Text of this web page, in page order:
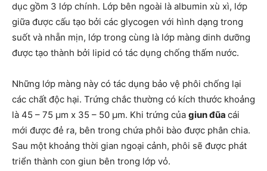
dục gồm 3 lớp chính. Lớp bên ngoài là albumin xù xì, lớp
giữa được cấu tạo bởi các glycogen với hình dạng trong
suốt và nhẵn mịn, lớp trong cùng là lớp màng dinh dưỡng
được tạo thành bởi lipid có tác dụng chống thấm nước.
Những lớp màng này có tác dụng bảo vệ phôi chống lại
các chất độc hại. Trứng chắc thường có kích thước khoảng
là 45 – 75 µm x 35 – 50 µm. Khi trứng của giun đũa cái
mới được đẻ ra, bên trong chứa phôi bào được phân chia.
Sau một khoảng thời gian ngoại cảnh, phôi sẽ được phát
triển thành con giun bên trong lớp vỏ.